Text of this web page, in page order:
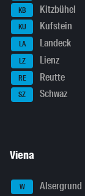
KB Kitzbühel
KU Kufstein
LA Landeck
LZ Lienz
RE Reutte
SZ Schwaz
Viena
W Alsergrund